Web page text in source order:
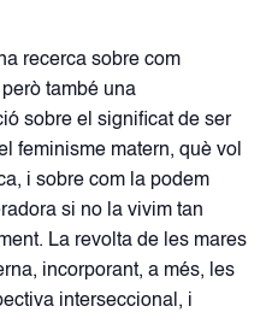
recerca sobre com
també una
sobre el significat de ser
feminisme matern, què vol
i sobre com la podem
si no la vivim tan
La revolta de les mares
incorporant, a més, les
interseccional, i